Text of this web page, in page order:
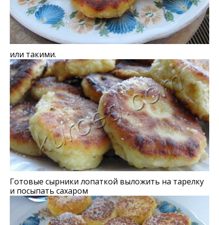
или такими.
Готовые сырники лопаткой выложить на тарелку
и посыпать сахаром